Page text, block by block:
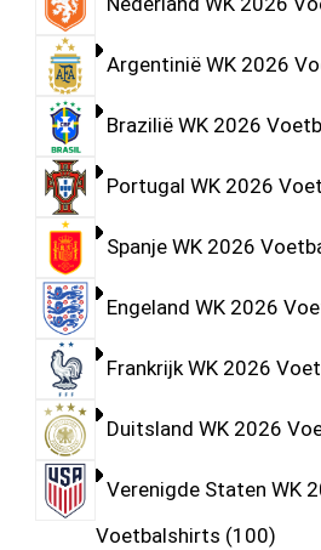
Argentinië WK 2026
Brazilië WK 2026
Portugal WK 2026
Spanje WK 2026
Engeland WK 2026
Frankrijk WK 2026
Duitsland WK 2026
Verenigde Staten WK
Voetbalshirts 100